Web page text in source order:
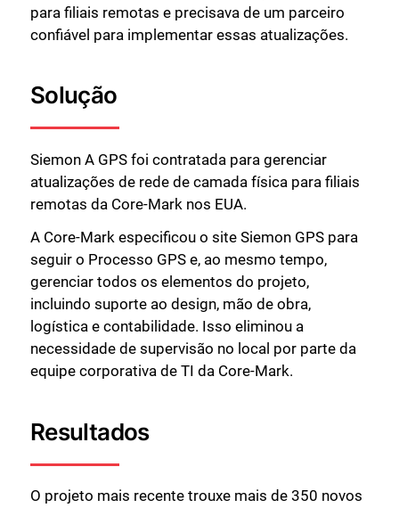
para filiais remotas e precisava de um parceiro
confiável para implementar essas atualizações.
Solução
Siemon A GPS foi contratada para gerenciar
atualizações de rede de camada física para filiais
remotas da Core-Mark nos EUA.
A Core-Mark especificou o site Siemon GPS para
seguir o Processo GPS e, ao mesmo tempo,
gerenciar todos os elementos do projeto,
incluindo suporte ao design, mão de obra,
logística e contabilidade. Isso eliminou a
necessidade de supervisão no local por parte da
equipe corporativa de TI da Core-Mark.
Resultados
O projeto mais recente trouxe mais de 350 novos